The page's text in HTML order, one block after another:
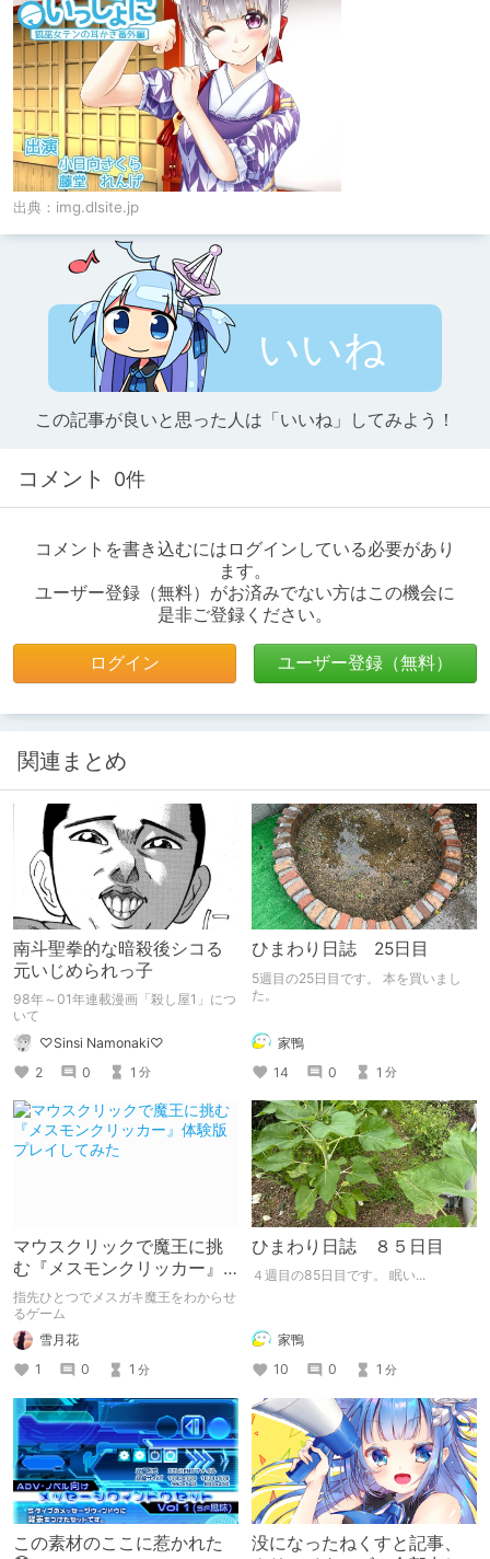
出典： img.dlsite.jp
いいね
この記事が良いと思った人は「いいね」してみよう！
コメント 0件
コメントを書き込むにはログインしている必要があり
ます。
ユーザー登録（無料）がお済みでない方はこの機会に
是非ご登録ください。
ログイン ユーザー登録（無料）
関連まとめ
南斗聖拳的な暗殺後シコる
元いじめられっ子
98年～01年連載漫画「殺し屋1」につ
いて
♡Sinsi Namonaki♡
2
0 1 分
ひまわり日誌 25日目
5週目の25日目です。 本を買いまし
た。
家鴨
14
0 1 分
マウスクリックで魔王に挑
む『メスモンクリッカー』
体験版プレイしてみた
指先ひとつでメスガキ魔王をわからせ
るゲーム
雪月花
1
0 1 分
ひまわり日誌 ８５日目
４週目の85日目です。 眠い...
家鴨
10
0 1 分
この素材のここに惹かれた
没になったねくすと記事、